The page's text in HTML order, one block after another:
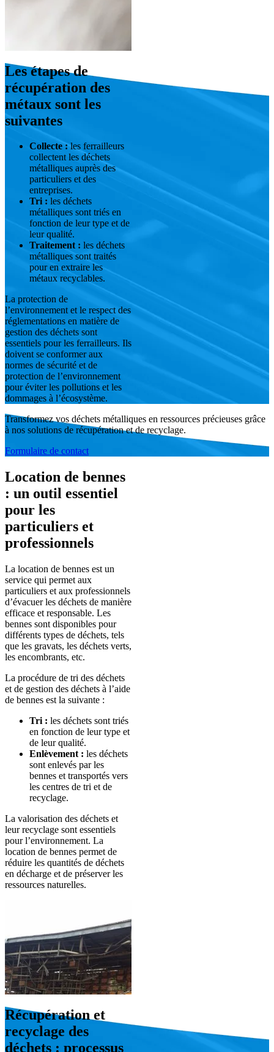
Les étapes de
récupération des
métaux sont les
suivantes
Collecte :les ferrailleurs
collectent les déchets
métalliques auprès des
particuliers et des
entreprises.
Tri : les déchets
métalliques sont triés en
fonction de leur type et de
leur qualité.
Traitement : les déchets
métalliques sont traités
pour en extraire les
métaux recyclables.
La protection de
l’environnement et le respect des
réglementations en matière de
gestion des déchets sont
essentiels pour les ferrailleurs. Ils
doivent se conformer aux
normes de sécurité et de
protection de l’environnement
pour éviter les pollutions et les
dommages à l’écosystème.
Transformez vos déchets métalliques en ressources précieuses grâce
à nos solutions de récupération et de recyclage.
Formulaire de contact
Location de bennes
: un outil essentiel
pour les
particuliers et
professionnels
La location de bennes est un
service qui permet aux
particuliers et aux professionnels
d’évacuer les déchets de manière
efficace et responsable. Les
bennes sont disponibles pour
différents types de déchets, tels
que les gravats, les déchets verts,
les encombrants, etc.
La procédure de tri des déchets
et de gestion des déchets à l’aide
de bennes est la suivante :
Tri : les déchets sont triés
en fonction de leur type et
de leur qualité.
Enlèvement : les déchets
sont enlevés par les
bennes et transportés vers
les centres de tri et de
recyclage.
La valorisation des déchets et
leur recyclage sont essentiels
pour l’environnement. La
location de bennes permet de
réduire les quantités de déchets
en décharge et de préserver les
ressources naturelles.
Récupération et
recyclage des
déchets : processus